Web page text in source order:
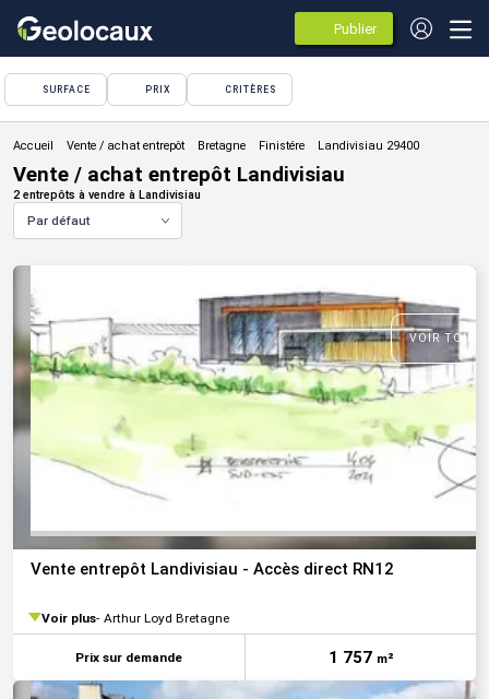
Publier
des
annonces
SURFACE PRIX CRITÈRES
Vente / achat entrepôt
Vente / achat entrepôt Landivisiau
2 entrepôts à vendre à Landivisiau
Par défaut
VOIR
Vente entrepôt Landivisiau - Accès direct RN12
Voir plus Arthur Loyd Bretagne
Prix sur demande 1 757 m²